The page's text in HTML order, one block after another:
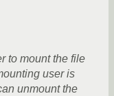
to mount the file
user is
unmount the